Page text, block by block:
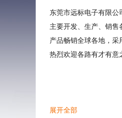
东莞市远标电子有限
主要开发、生产、销售
产品畅销全球各地，
热烈欢迎各路有才有意
展开全部